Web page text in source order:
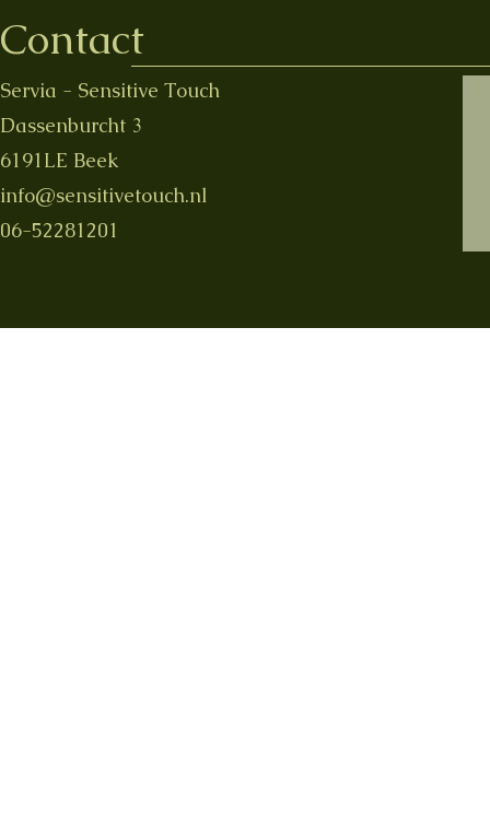
Contact
Servia - Sensitive Touch
Dassenburcht 3
6191LE Beek
info@sensitivetouch.nl
06-52281201